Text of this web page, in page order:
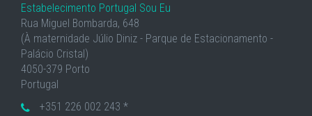
Estabelecimento Portugal Sou Eu
Rua Miguel Bombarda, 648
(À maternidade Júlio Diniz - Parque de Estacionamento -
Palácio Cristal)
4050-379 Porto
Portugal
+351 226 002 243 *